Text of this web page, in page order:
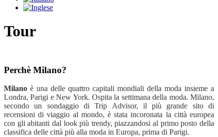
Tour
Perchè Milano?
Milano è una delle quattro capitali mondiali della moda insieme a
Londra, Parigi e New York. Ospita la settimana della moda. Milano,
secondo un sondaggio di Trip Advisor, il più grande sito di
recensioni di viaggio al mondo, è stata incoronata la città europea
con gli abitanti dal look più trendy, piazzandosi al primo posto della
classifica delle città più alla moda in Europa, prima di Parigi.